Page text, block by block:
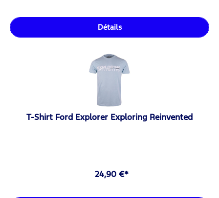
Détails
T-Shirt Ford Explorer Exploring Reinvented
24,90 €*